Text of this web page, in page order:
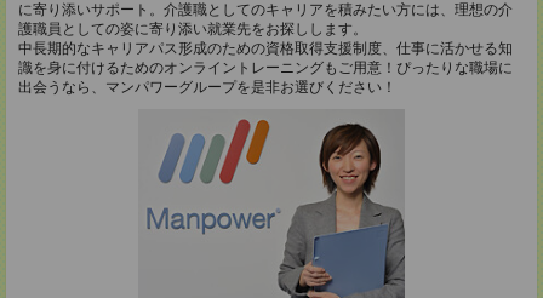
に寄り添いサポート。介護職としてのキャリアを積みたい方には、理想の介
護職員としての姿に寄り添い就業先をお探しします。
中長期的なキャリアパス形成のための資格取得支援制度、仕事に活かせる知
識を身に付けるためのオンライントレーニングもご用意！ぴったりな職場に
出会うなら、マンパワーグループを是非お選びください！